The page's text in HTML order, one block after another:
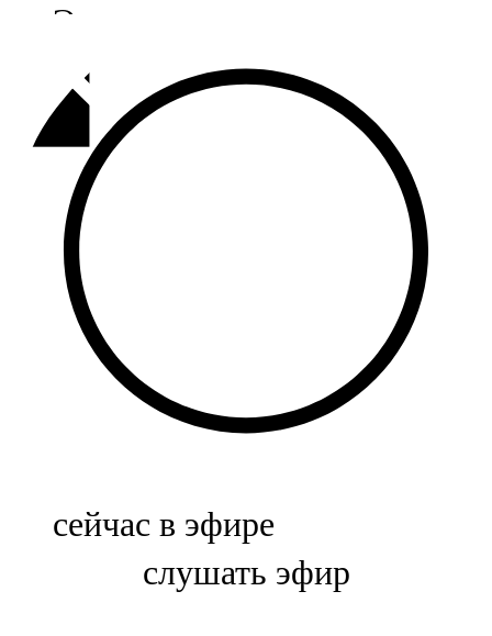
Әлмәт
92,9 FM
Базарлы матак
107,1 FM
Балык бистәсе
104,9 FM
Баулы
107,5 FM
Биләр
Болгар
сейчас в эфире
слушать эфир